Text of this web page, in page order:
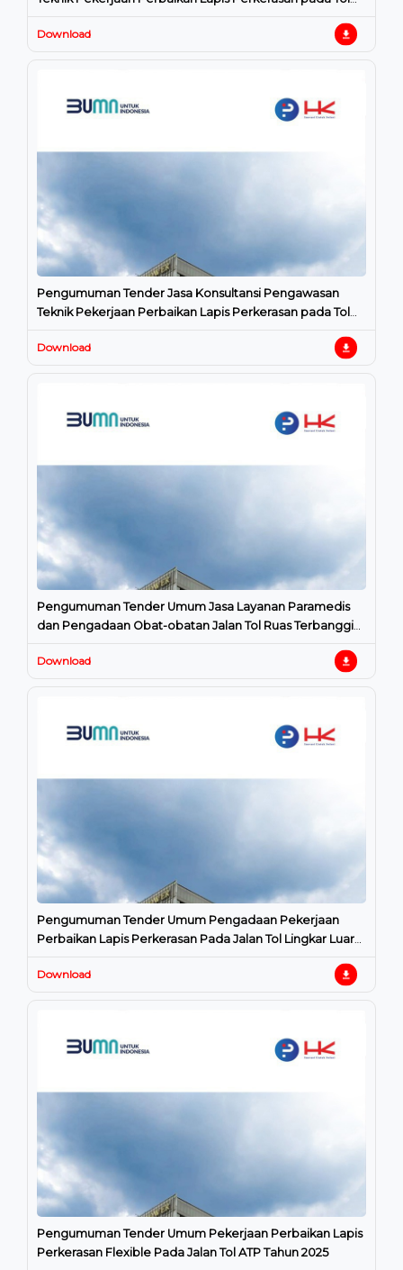
JORRS Tahun 2025
Download
Pengumuman Tender Jasa Konsultansi Pengawasan
Teknik Pekerjaan Perbaikan Lapis Perkerasan pada Tol
ATP Tahun 2025
Download
Pengumuman Tender Umum Jasa Layanan Paramedis
dan Pengadaan Obat-obatan Jalan Tol Ruas Terbanggi
Besar – Pematang Pangga
Download
Pengumuman Tender Umum Pengadaan Pekerjaan
Perbaikan Lapis Perkerasan Pada Jalan Tol Lingkar Luar
Jakarta Seksi Pondok P
Download
Pengumuman Tender Umum Pekerjaan Perbaikan Lapis
Perkerasan Flexible Pada Jalan Tol ATP Tahun 2025